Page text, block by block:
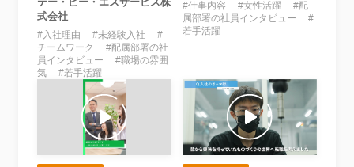
式会社
#入社理由 #未経験入社 #
チームワーク #配属部署の社
員インタビュー #職場の雰囲
気 #若手活躍
#仕事内容 #女性活躍 #配
属部署の社員インタビュー #
若手活躍